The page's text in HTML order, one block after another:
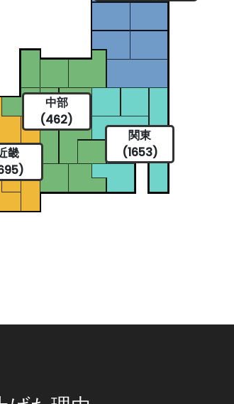
関東
(1653)
中部
(462)
畿